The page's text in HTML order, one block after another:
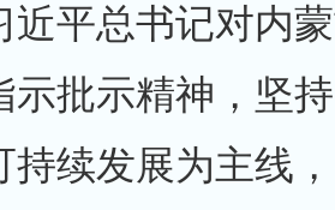
近平总书记对内
示批示精神，坚
持续发展为主线